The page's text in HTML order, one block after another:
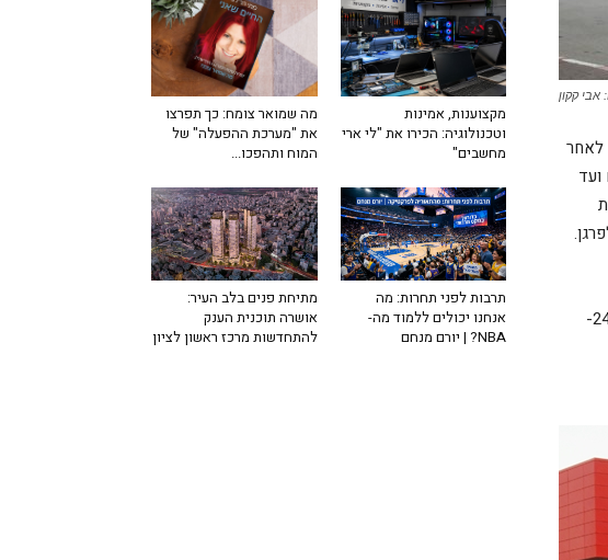
אבי קקון
לאחר
ועד
כן, הסופר פארם עובד כרגיל, חלק ממסעדות במתחמי האוכל עושות משלוחים. כמו כן, הבקרה שלנו עובדת 24/7-
מה שמואר צומח: כך תפרצו
את "מערכת ההפעלה" של
המוח ותהפכו...
מקצוענות, אמינות
וטכנולוגיה: הכירו את "לי ארי
מחשבים"
מתיחת פנים בלב העיר:
אושרה תוכנית הענק
להתחדשות מרכז ראשון לציון
תרבות לפני תחרות: מה
אנחנו יכולים ללמוד מה-
NBA? | יורם מנחם